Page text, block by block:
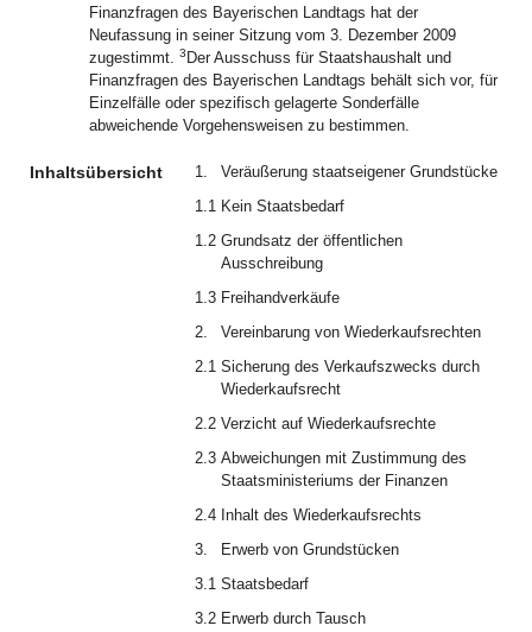
Finanzfragen des Bayerischen Landtags hat der
Neufassung in seiner Sitzung vom 3. Dezember 2009
zugestimmt. 3 Der Ausschuss für Staatshaushalt und
Finanzfragen des Bayerischen Landtags behält sich vor, für
Einzelfälle oder spezifisch gelagerte Sonderfälle
abweichende Vorgehensweisen zu bestimmen.
Inhaltsübersicht 1.
Veräußerung staatseigener Grundstücke
1.1 Kein Staatsbedarf
1.2 Grundsatz der öffentlichen
Ausschreibung
1.3 Freihandverkäufe
2.
Vereinbarung von Wiederkaufsrechten
2.1 Sicherung des Verkaufszwecks durch
Wiederkaufsrecht
2.2 Verzicht auf Wiederkaufsrechte
2.3 Abweichungen mit Zustimmung des
Staatsministeriums der Finanzen
2.4 Inhalt des Wiederkaufsrechts
3.
Erwerb von Grundstücken
3.1 Staatsbedarf
3.2 Erwerb durch Tausch